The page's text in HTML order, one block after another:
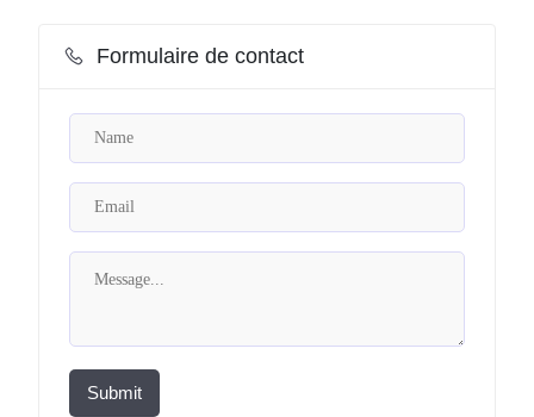
Formulaire de contact
Submit